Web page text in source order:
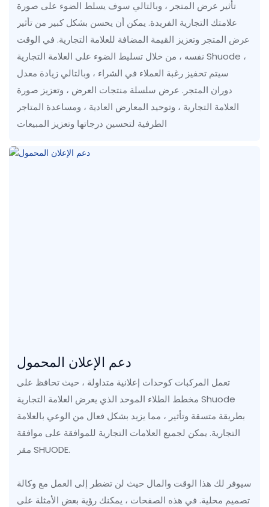
تأثير عرض المتجر ، وبالتالي سوف يسلط الضوء على صورة
علامتك التجارية الفريدة. يمكن أن يحسن بشكل كبير من تأثير
عرض المتجر وتعزيز القيمة المضافة للعلامة التجارية. في الوقت
نفسه ، من خلال تسليط الضوء على العلامة التجارية Shuode ،
سيتم تحفيز رغبة العملاء في الشراء ، وبالتالي زيادة معدل
دوران المتجر. عرض سلسلة منتجات العرض ، وتعزيز صورة
العلامة التجارية ، وتوحيد المعارض العادية ، ومساعدة المتاجر
الطرفية لتحسين درجاتها وتعزيز المبيعات
دعم الإعلان المحمول
تعمل المركبات كوحدات إعلانية متداولة ، حيث تحافظ على
مخطط الطلاء الموحد الذي يعرض العلامة التجارية Shuode
بطريقة متسقة وتأثير ، مما يزيد بشكل فعال من الوعي بالعلامة
التجارية. يمكن لجميع العلامات التجارية للموافقة على موافقة
مقر SHUODE.
سيوفر لك هذا الوقت والمال حيث لن تضطر إلى العمل مع وكالة
تصميم محلية. في هذه الصفحات ، يمكنك رؤية بعض الأمثلة على